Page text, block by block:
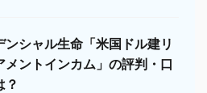
ンシャル生命「米国ドル建リ
メントインカム」の評判・口
？